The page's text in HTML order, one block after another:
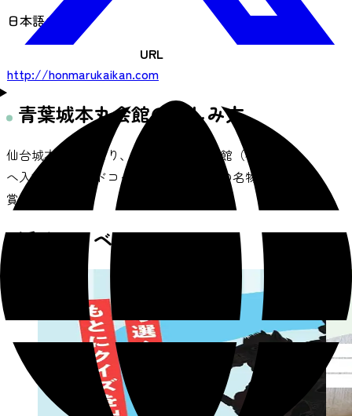
日本語のみ
URL
http://honmarukaikan.com
青葉城本丸会館の楽しみ方
仙台城本丸路を回り、青葉城資料展示館（有料）
へ入館し、フードコートで仙台・宮城の名物をご
賞味。
近くのイベント